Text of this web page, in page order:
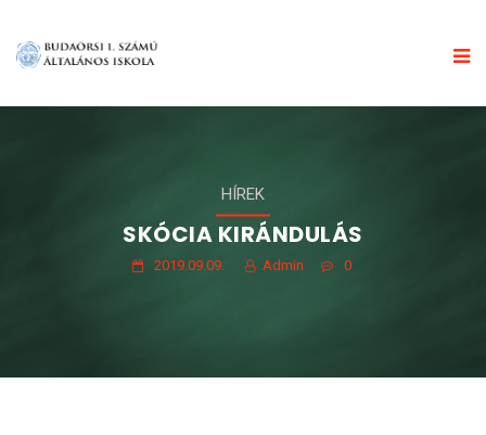
HÍREK
SKÓCIA KIRÁNDULÁS
2019.09.09. Admin 0